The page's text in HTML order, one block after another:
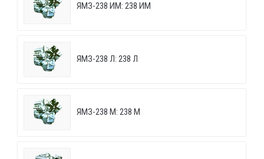
ЯМЗ-238 ИМ: 238 ИМ
ЯМЗ-238 Л: 238 Л
ЯМЗ-238 М: 238 М